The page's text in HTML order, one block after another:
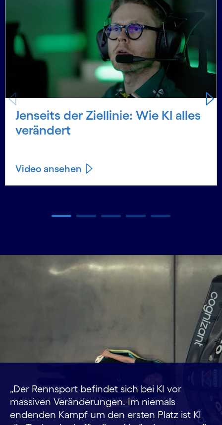
Jenseits der Ziellinie: Wie KI alles
verändert
Video ansehen
„Der Rennsport befindet sich bei KI vor
massiven Veränderungen. Im niemals
endenden Kampf um den ersten Platz ist KI